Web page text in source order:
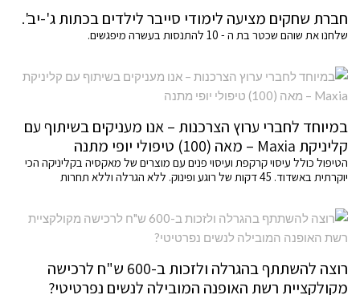
חברת שחקים מציעה לימודי סייבר לילדים בכתות ג'-יב'.
שלחנו את שוהם שכטר בת ה - 10 להתנסות בעשרה מיפגשים.
במיוחד לחברי ערוץ הצרכנות – אנו מעניקים בשיתוף עם
קליניקת Maxia – מאה (100) טיפולי יופי מתנה
הטיפול כולל עיסוי קרקפת ועיסוי פנים עם מוצרים של מאקסיה בקליניקה הכי
יוקרתית באשדוד. 45 דקות של רוגע ופינוק. ללא הגרלה וללא תחרות
רוצה להשתתף בהגרלה ולזכות ב-600 ש"ח לרכישה
מקולקציית רשת האופנה המובילה לנשים נפרטיטי?